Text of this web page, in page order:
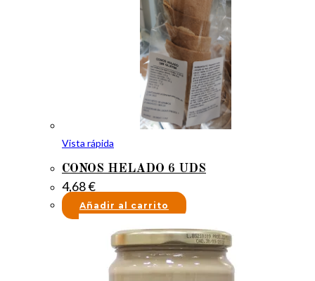
Vista rápida
CONOS HELADO 6 UDS
4,68€
Añadir al carrito